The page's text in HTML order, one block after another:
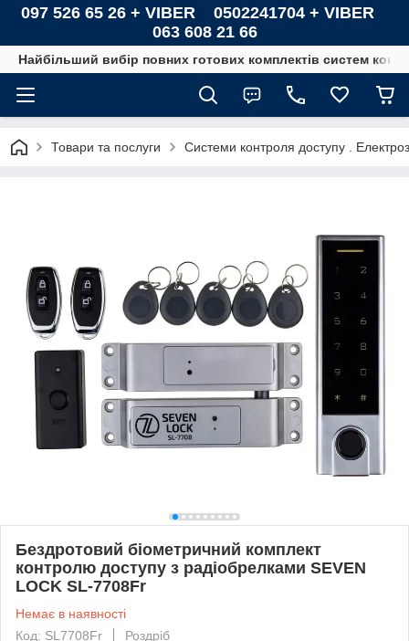
097 526 65 26 + VIBER 0502241704 + VIBER
063 608 21 66
Найбільший вибір повних готових комплектів систем
Товари та послуги Системи контроля доступу .
Бездротовий біометричний комплект
контролю доступу з радіобрелками SEVEN
LOCK SL-7708Fr
Немає в наявності
Код: SL7708Fr
Роздріб